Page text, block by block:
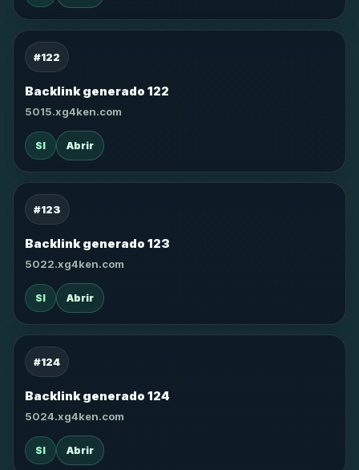
#122
Backlink generado 122
5015.xg4ken.com
SI Abrir
#123
Backlink generado 123
5022.xg4ken.com
SI Abrir
#124
Backlink generado 124
5024.xg4ken.com
SI Abrir